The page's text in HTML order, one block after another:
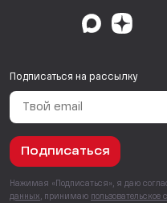
Подписаться на рассылку
Подписаться
Нажимая «Подписаться», я даю
данных , принимаю пользовательское